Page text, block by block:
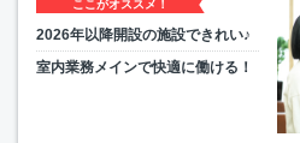
ここがオススメ！
2026年以降開設の施設できれい♪
室内業務メインで快適に働ける！